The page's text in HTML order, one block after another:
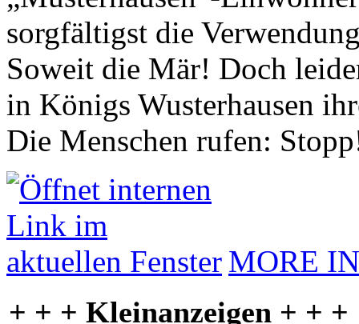
sorgfältigst die
Soweit die Mär! Doch
in Königs Wusterhausen
Die Menschen rufen:
MORE
+ + + Kleinanzeigen + + +